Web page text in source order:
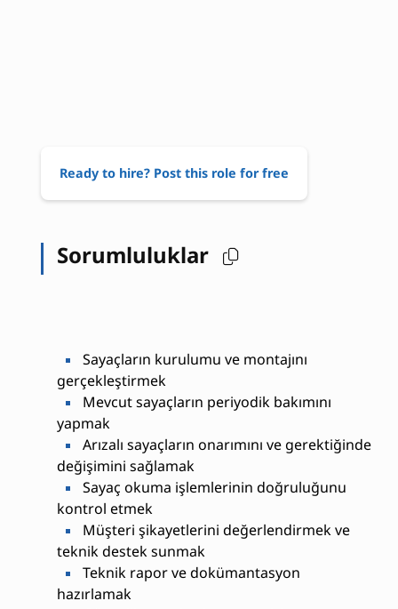
Ready to hire? Post this role for free
Sorumluluklar
Sayaçların kurulumu ve montajını
gerçekleştirmek
Mevcut sayaçların periyodik bakımını
yapmak
Arızalı sayaçların onarımını ve gerektiğinde
değişimini sağlamak
Sayaç okuma işlemlerinin doğruluğunu
kontrol etmek
Müşteri şikayetlerini değerlendirmek ve
teknik destek sunmak
Teknik rapor ve dokümantasyon
hazırlamak